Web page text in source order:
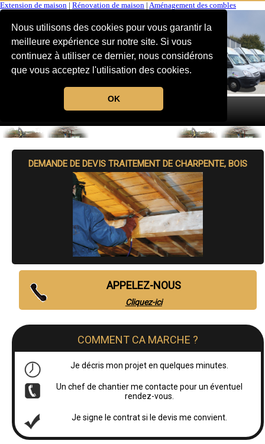
Nous utilisons des cookies pour vous garantir la
meilleure expérience sur notre site. Si vous
continuez à utiliser ce dernier, nous considérons
que vous acceptez l'utilisation des cookies.
OK
Extension de maison Rénovation de maison Aménagement des combles
MENU
DEMANDE DE DEVIS TRAITEMENT DE CHARPENTE, BOIS
APPELEZ-NOUS
Cliquez-ici
COMMENT CA MARCHE ?
Je décris mon projet en quelques minutes.
Un chef de chantier me contacte pour un éventuel
rendez-vous.
Je signe le contrat si le devis me convient.